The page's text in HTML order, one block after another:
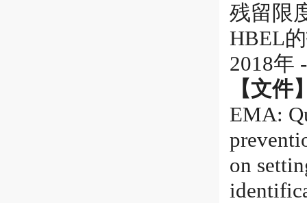
残留限
HBEL
2018年
【文件
EMA:
on